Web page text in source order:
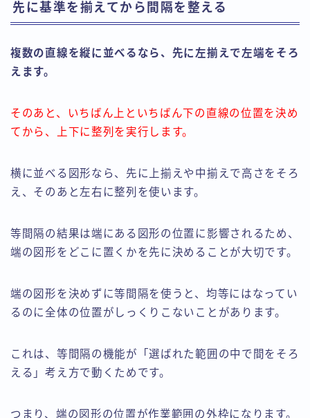
先に基準を揃えてから間隔を整える
複数の直線を縦に並べるなら、先に左揃えで左端をそろ
えます。
そのあと、いちばん上といちばん下の直線の位置を決め
てから、上下に整列を実行します。
横に並べる図形なら、先に上揃えや中揃えで高さをそろ
え、そのあと左右に整列を使います。
等間隔の結果は端にある図形の位置に影響されるため、
端の図形をどこに置くかを先に決めることが大切です。
端の図形を決めずに等間隔を使うと、均等にはなってい
るのに全体の位置がしっくりこないことがあります。
これは、等間隔の機能が「選ばれた範囲の中で間をそろ
える」考え方で動くためです。
つまり、端の図形の位置が作業範囲の外枠になります。